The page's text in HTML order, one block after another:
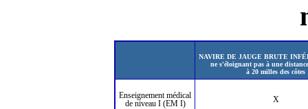
NAVIRE DE JAUGE BRUTE
ne s'éloignant pas à une
à 20 milles des côtes
Enseignement médical
de niveau I (EM I)
X